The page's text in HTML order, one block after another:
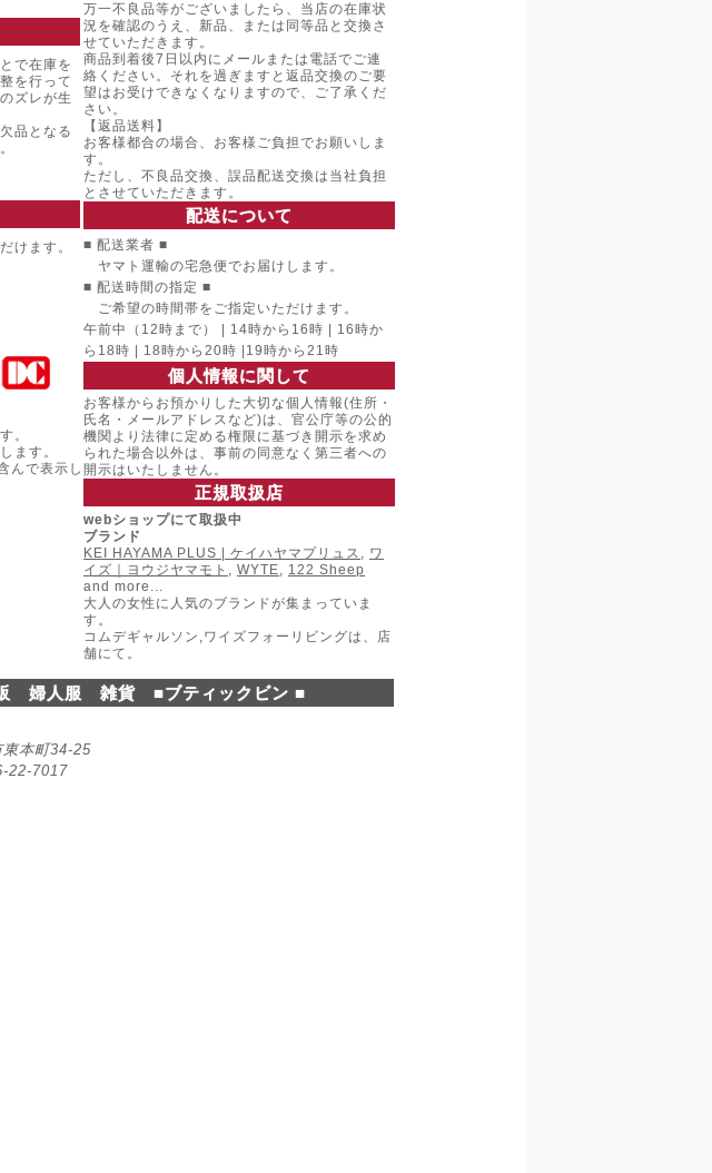
で在庫を
を行って
ズレが生
品となる
。
けます。
。
ます。
んで表示し
万一不良品等がございましたら、当店の在庫状
況を確認のうえ、新品、または同等品と交換さ
せていただきます。
商品到着後7日以内にメールまたは電話でご連
絡ください。それを過ぎますと返品交換のご要
望はお受けできなくなりますので、ご了承くだ
さい。
【返品送料】
お客様都合の場合、お客様ご負担でお願いしま
す。
ただし、不良品交換、誤品配送交換は当社負担
とさせていただきます。
配送について
■ 配送業者 ■
ヤマト運輸の宅急便でお届けします。
■ 配送時間の指定 ■
ご希望の時間帯をご指定いただけます。
午前中（12時まで） | 14時から16時 | 16時か
ら18時 | 18時から20時 |19時から21時
個人情報に関して
お客様からお預かりした大切な個人情報(住所・
氏名・メールアドレスなど)は、官公庁等の公的
機関より法律に定める権限に基づき開示を求め
られた場合以外は、事前の同意なく第三者への
開示はいたしません。
正規取扱店
webショップにて取扱中
ブランド
KEI HAYAMA PLUS | ケイハヤマプリュス , ワ
イズ｜ヨウジヤマモト , WYTE, 122 Sheep
and more...
大人の女性に人気のブランドが集まっていま
す。
コムデギャルソン,ワイズフォーリビングは、店
舗にて。
販 婦人服 雑貨 ■ブティックビン ■
本町34-25
22-7017